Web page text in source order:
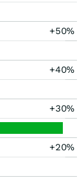
+50%
+40%
+30%
+20%